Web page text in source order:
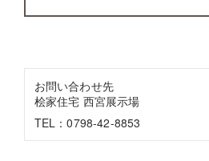
お問い合わせ先
桧家住宅 西宮展示場
TEL：0798-42-8853